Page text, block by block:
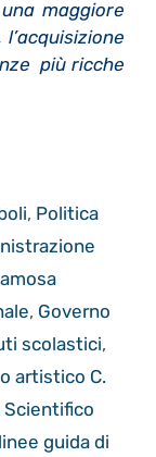
maggiore
più ricche
, Politica
, Governo
scolastici,
artistico C.
Scientifico
linee guida di